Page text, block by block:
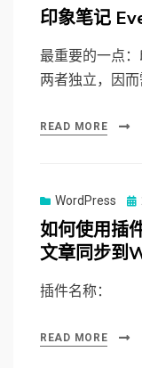
on
印象笔记
最重要的一点：
两者独立，因而
READ MORE
WordPress
on
如何使用插
文章同步到
插件名称：
READ MORE